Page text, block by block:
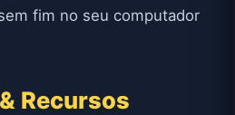
fim no seu computador
Recursos